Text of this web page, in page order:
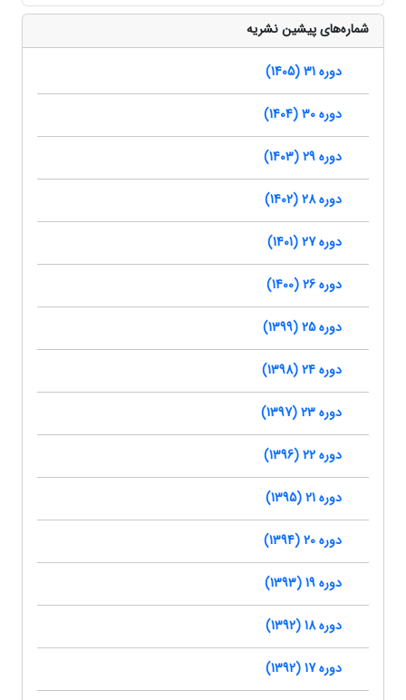
شماره‌های پیشین نشریه
دوره 31 (1405)
دوره 30 (1404)
دوره 29 (1403)
دوره 28 (1402)
دوره 27 (1401)
دوره 26 (1400)
دوره 25 (1399)
دوره 24 (1398)
دوره 23 (1397)
دوره 22 (1396)
دوره 21 (1395)
دوره 20 (1394)
دوره 19 (1393)
دوره 18 (1392)
دوره 17 (1392)